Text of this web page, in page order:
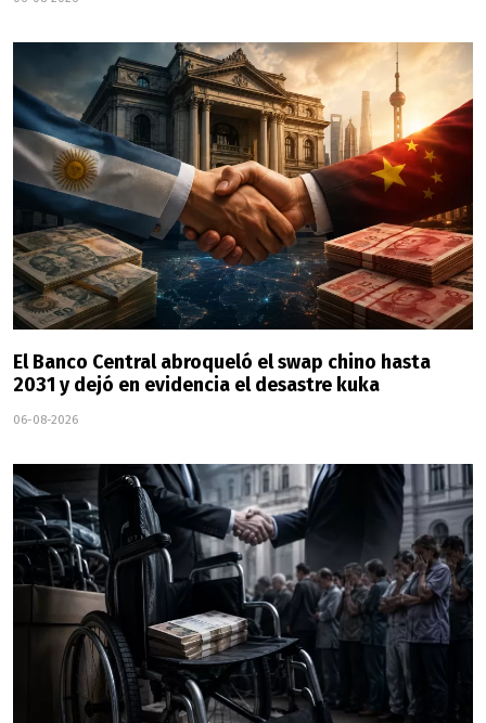
El Banco Central abroqueló el swap chino hasta
2031 y dejó en evidencia el desastre kuka
06-08-2026